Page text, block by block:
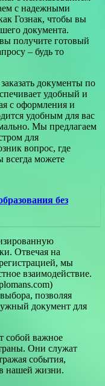
с надежными
Гознак, чтобы вы
документа.
получите готовый
– будь то
документы по
удобный и
с оформления и
удобным для вас
Мы предлагаем
для
вопрос, где
всегда можете
без
Отвечая на
мы
взаимодействие.
позволяя
документ для
собой важное
Они служат
события,
нашей жизни.